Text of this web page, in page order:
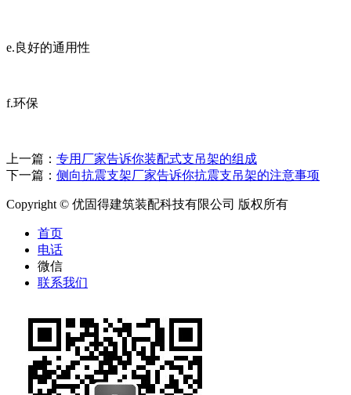
e.良好的通用性
f.环保
上一篇： 专用厂家告诉你装配式支吊架的组成
下一篇： 侧向抗震支架厂家告诉你抗震支吊架的注意事项
Copyright © 优固得建筑装配科技有限公司 版权所有
首页
电话
微信
联系我们